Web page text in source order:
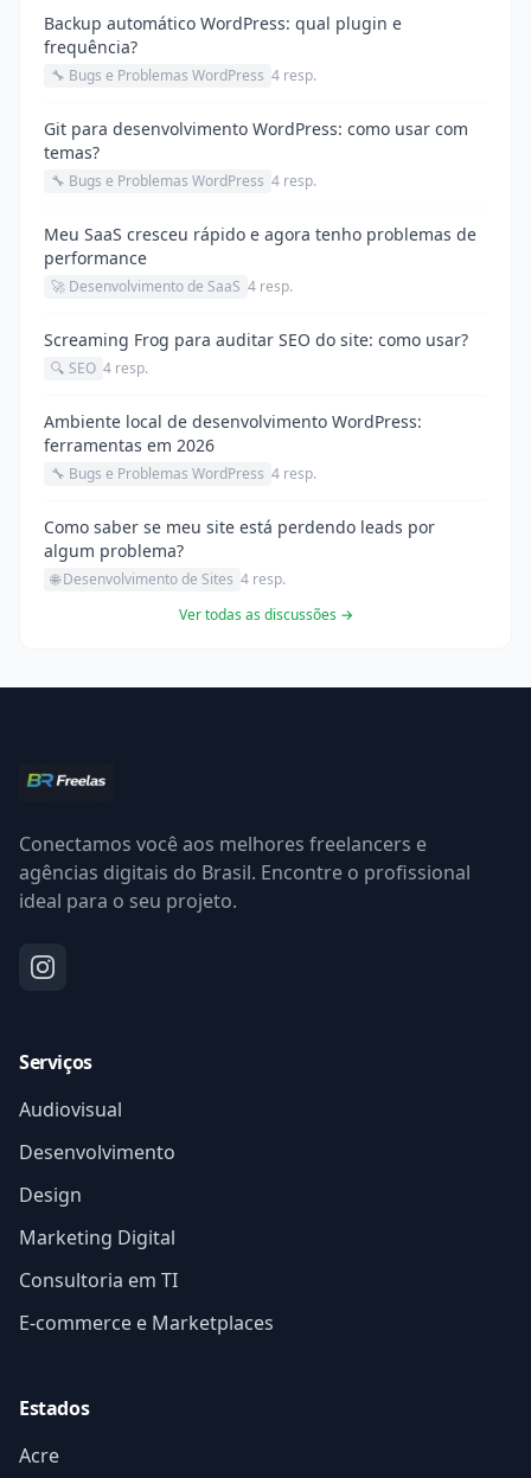
Backup automático WordPress: qual plugin e
frequência?
🔧 Bugs e Problemas WordPress 4 resp.
Git para desenvolvimento WordPress: como usar com
temas?
🔧 Bugs e Problemas WordPress 4 resp.
Meu SaaS cresceu rápido e agora tenho problemas de
performance
🚀 Desenvolvimento de SaaS 4 resp.
Screaming Frog para auditar SEO do site: como usar?
🔍 SEO 4 resp.
Ambiente local de desenvolvimento WordPress:
ferramentas em 2026
🔧 Bugs e Problemas WordPress 4 resp.
Como saber se meu site está perdendo leads por
algum problema?
🌐 Desenvolvimento de Sites 4 resp.
Ver todas as discussões →
Conectamos você aos melhores freelancers e
agências digitais do Brasil. Encontre o profissional
ideal para o seu projeto.
Serviços
Audiovisual
Desenvolvimento
Design
Marketing Digital
Consultoria em TI
E-commerce e Marketplaces
Estados
Acre